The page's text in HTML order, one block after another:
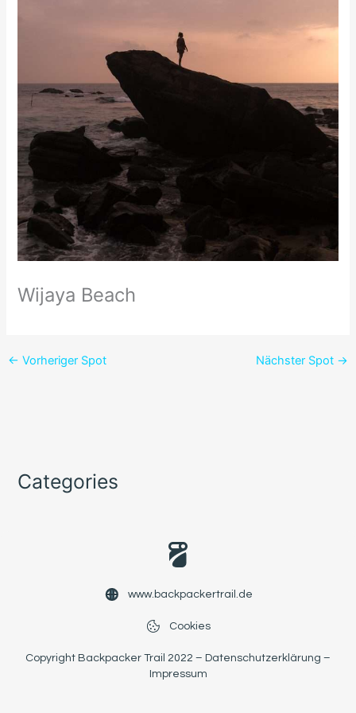
Wijaya Beach
← Vorheriger Spot Nächster Spot →
Categories
www.backpackertrail.de
Cookies
Copyright Backpacker Trail 2022 – Datenschutzerklärung –
Impressum